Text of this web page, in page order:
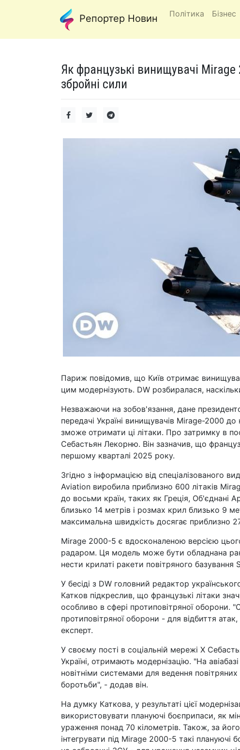
Репортер Новин Політика Бізнес
Як французькі винищувачі
збройні сили
Париж повідомив, що Київ отримає
цим модернізують. DW розбиралася,
Незважаючи на зобов'язання, дане
передачі Україні винищувачів Mirage-2000
зможе отримати ці літаки. Про затримку в
Себастьян Лекорню. Він зазначив, що
першому кварталі 2025 року.
Згідно з інформацією від спеціалізованого
Aviation виробила приблизно 600 літаків
до восьми країн, таких як Греція, Об'єднані
близько 14 метрів і розмах крил близько 9
максимальна швидкість досягає приблизно
Mirage 2000-5 є вдосконаленою версією
радаром. Ця модель може бути обладнана
нести крилаті ракети повітряного базування
У бесіді з DW головний редактор
Катков підкреслив, що французькі літаки
особливо в сфері протиповітряної оборони.
протиповітряної оборони - для відбиття
експерт.
У своєму пості в соціальній мережі X
Україні, отримають модернізацію. "На
новітніми системами для ведення
боротьби", - додав він.
На думку Каткова, у результаті цієї
використовувати плануючі боєприпаси, як
ураження понад 70 кілометрів. Також, за
інтегрувати під Mirage 2000-5 такі плануючі